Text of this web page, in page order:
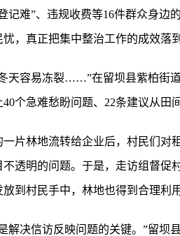
记难”、违规收费等16件群众身
，真正把集中整治工作的成效落到
天容易冻裂……”在留坝县紫柏街
个急难愁盼问题、22条建议从田
片林地流转给企业后，村民们对
透明的问题。于是，走访组督
到村民手中，林地也得到合理利
解决信访反映问题的关键。”留